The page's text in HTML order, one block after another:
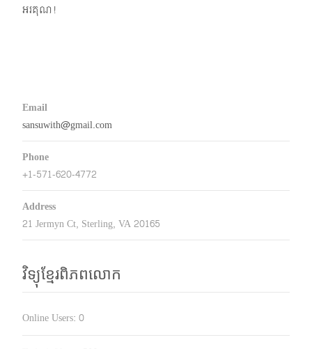
អរគុណ!
Email
sansuwith@gmail.com
Phone
+1-571-620-4772
Address
21 Jermyn Ct, Sterling, VA 20165
វិទ្យុខ្មែរពិភពលោក
Online Users: 0